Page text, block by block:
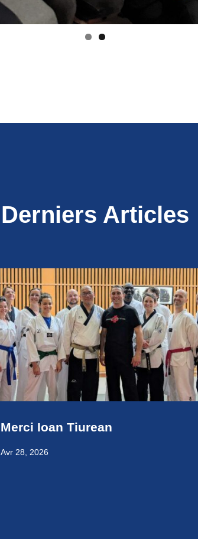
Derniers Articles
Merci Ioan Tiurean
Avr 28, 2026